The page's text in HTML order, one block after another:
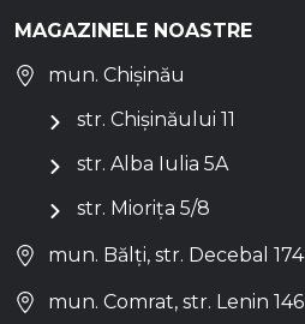
MAGAZINELE NOASTRE
mun. Chișinău
str. Chișinăului 11
str. Alba Iulia 5A
str. Miorița 5/8
mun. Bălți, str. Decebal 174
mun. Comrat, str. Lenin 146